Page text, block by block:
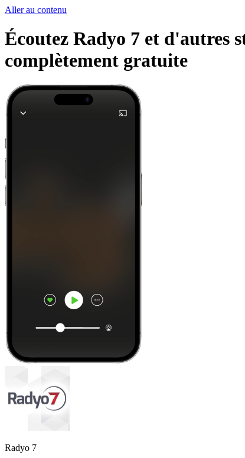
Aller au contenu
Écoutez Radyo 7 et d'autres
complètement gratuite
Radyo 7